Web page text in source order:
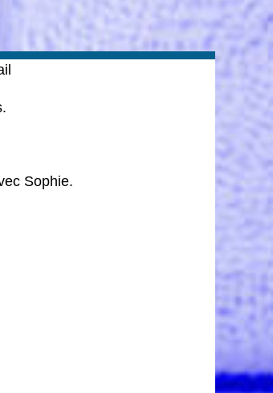
Sophie.